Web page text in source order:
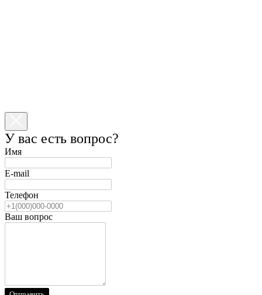
У вас есть вопрос?
Имя
E-mail
Телефон
Ваш вопрос